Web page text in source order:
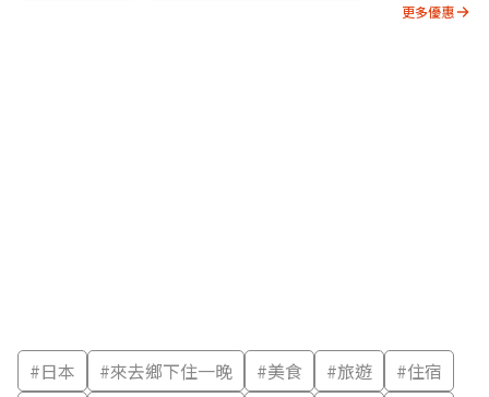
更多優惠
#日本 #來去鄉下住一晚 #美食 #旅遊 #住宿